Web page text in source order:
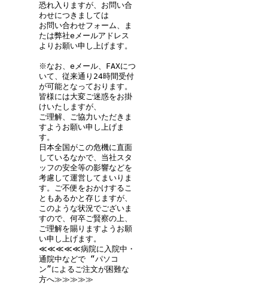
恐れ入りますが、お問い合
わせにつきましては
お問い合わせフォーム、ま
たは弊社eメールアドレス
よりお願い申し上げます。
※なお、eメール、FAXにつ
いて、従来通り24時間受付
が可能となっております。
皆様には大変ご迷惑をお掛
けいたしますが、
ご理解、ご協力いただきま
すようお願い申し上げま
す。
日本全国がこの危機に直面
しているなかで、当社スタ
ッフの安全等の影響などを
考慮して運営してまいりま
す。ご不便をおかけするこ
ともあるかと存じますが、
このような状況でございま
すので、何卒ご賢察の上、
ご理解を賜りますようお願
い申し上げます。
≪≪≪≪≪病院に入院中・
通院中などで “パソコ
ン”によるご注文が困難な
方へ≫≫≫≫≫